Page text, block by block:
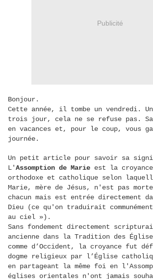
Publicité
Bonjour.
Cette année, il tombe un vendredi. Un
trois jour, cela ne se refuse pas.
en vacances et, pour le coup, vous
journée.
Un petit article pour savoir sa
L'Assomption de Marie est la
orthodoxe et catholique selon
Marie, mère de Jésus, n'est pas morte
chacun mais est entrée directement
Dieu (ce qu'on traduirait
au ciel »).
Sans fondement directement
ancienne dans la Tradition des
comme d’Occident, la croyance fut
dogme religieux par l’Église
en partageant la même foi en
églises orientales n'ont jamais